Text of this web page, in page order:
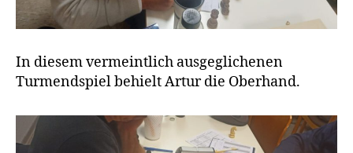
In diesem vermeintlich ausgeglichenen
Turmendspiel behielt Artur die Oberhand.